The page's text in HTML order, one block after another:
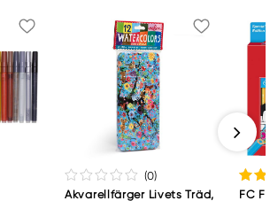
2
0
(0)
Akvarellfärger Livets Träd,
FC